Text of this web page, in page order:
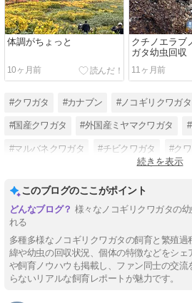
体調がちょっと
10ヶ月前
クチノエラブ
ガタ幼虫回収
11ヶ月前
#クワガタ #カナブン #ノコギリクワガタ
#国産クワガタ #外国産ミヤマクワガタ
#マルバネクワガタ #チビクワガタ #ク
続きを表示
このブログのここがポイント
様々なノコギリクワガタの
れる
多種多様なノコギリクワガタの飼育と繁殖
緯や幼虫の回収状況、個体の特徴などをシ
や飼育ノウハウも掲載し、ファン同士の交流
らないリアルな飼育レポートが魅力です。